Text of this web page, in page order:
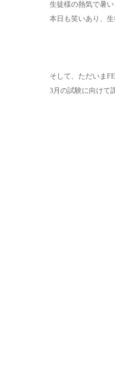
生徒様の熱気で暑
本日も笑いあり、
そして、ただいま
3月の試験に向けて